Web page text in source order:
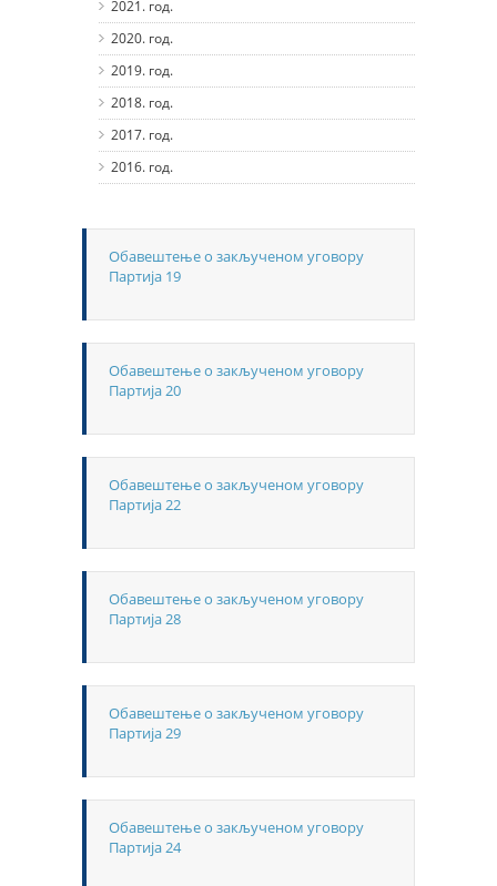
2021. год.
2020. год.
2019. год.
2018. год.
2017. год.
2016. год.
Обавештење о закљученом уговору
Партија 19
Обавештење о закљученом уговору
Партија 20
Обавештење о закљученом уговору
Партија 22
Обавештење о закљученом уговору
Партија 28
Обавештење о закљученом уговору
Партија 29
Обавештење о закљученом уговору
Партија 24